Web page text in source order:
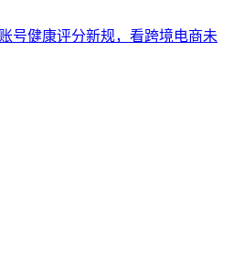
号健康评分新规，看跨境电商未